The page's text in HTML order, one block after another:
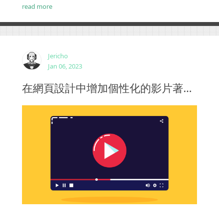
read more
Jericho
Jan 06, 2023
在網頁設計中增加個性化的影片著陸頁提高轉化率